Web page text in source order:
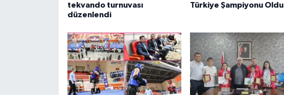
tekvando turnuvası
düzenlendi
Türkiye Şampiyonu Oldu